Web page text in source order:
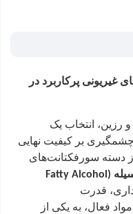
غیر‌یونی پرکاربرد در
رزین، انتخاب یک
چشمگیری بر کیفیت نهایی
از دسته سورفکتانت‌های
(Fatty Alcohol
قدرت
فعال، به یکی از